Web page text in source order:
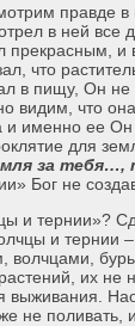
правде в
в ней все
и
что
в пищу, Он не
видим, что
и именно ее Он
для
за
Бог не
и тернии»?
и тернии
волчцами,
их
выживания.
не поливать,